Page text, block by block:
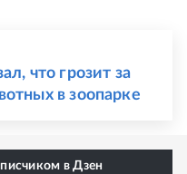
что грозит за
в зоопарке
в Дзен